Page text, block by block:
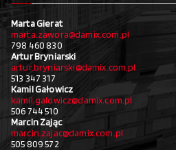
Marta Gierat
marta.zawora@damix.com.pl
798 460 830
Artur Bryniarski
artur.bryniarski@damix.com.pl
513 347 317
Kamil Gałowicz
kamil.galowicz@damix.com.pl
506 744 510
Marcin Zając
marcin.zajac@damix.com.pl
505 809 572